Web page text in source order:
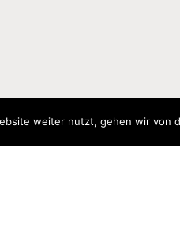
weiter nutzt, gehen wir von